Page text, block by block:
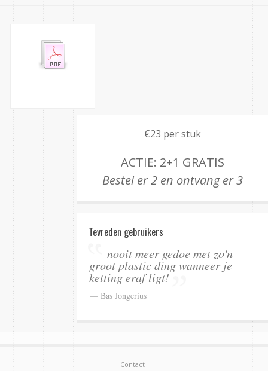
€23 per stuk
ACTIE: 2+1 GRATIS
Bestel er 2 en ontvang er 3
Tevreden gebruikers
nooit meer gedoe met zo'n
groot plastic ding wanneer je
ketting eraf ligt!
— Bas Jongerius
Contact